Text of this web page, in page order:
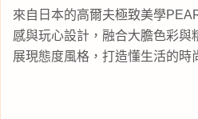
來自日本的高爾夫極致美學
感與玩心設計，融合大膽色彩與
展現態度風格，打造懂生活的時